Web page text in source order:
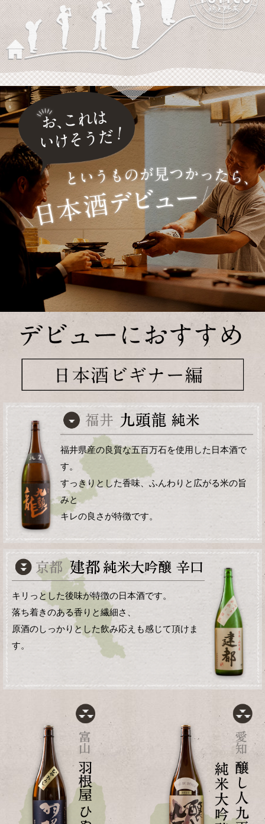
福井県産の良質な五百万石を使用した日本酒で
す。
すっきりとした香味、ふんわりと広がる米の旨
みと
キレの良さが特徴です。
キリっとした後味が特徴の日本酒です。
落ち着きのある香りと繊細さ、
原酒のしっかりとした飲み応えも感じて頂けま
す。